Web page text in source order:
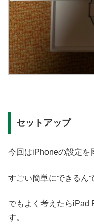
セットアップ
今回はiPhoneの設定を
すごい簡単にできるん
でもよく考えたらiPad
す。